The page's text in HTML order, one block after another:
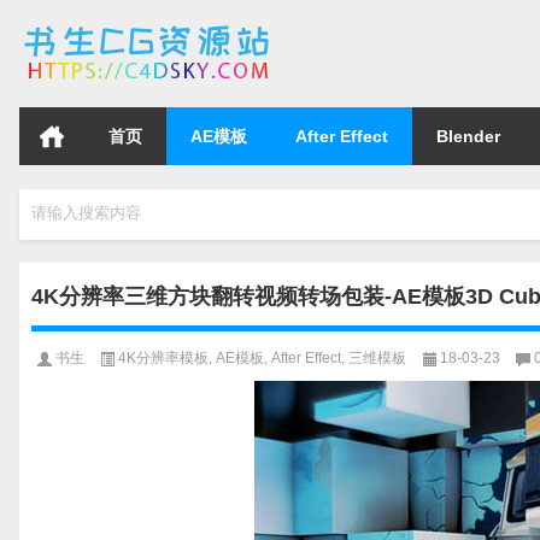
首页 AE模板 After Effect Blender
请输入搜索内容
4K分辨率三维方块翻转视频转场包装-AE模板3D
书生 4K分辨率模板 , AE模板 , After Effect, 三维模板 18-03-23